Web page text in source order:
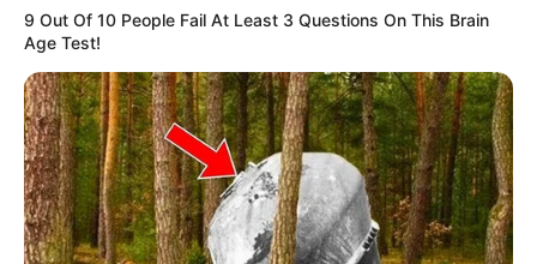
9 Out Of 10 People Fail At Least 3 Questions On This Brain
Age Test!